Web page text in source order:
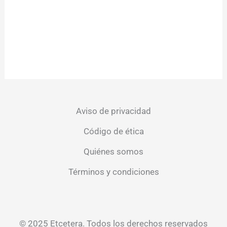
Aviso de privacidad
Código de ética
Quiénes somos
Términos y condiciones
© 2025 Etcetera. Todos los derechos reservados